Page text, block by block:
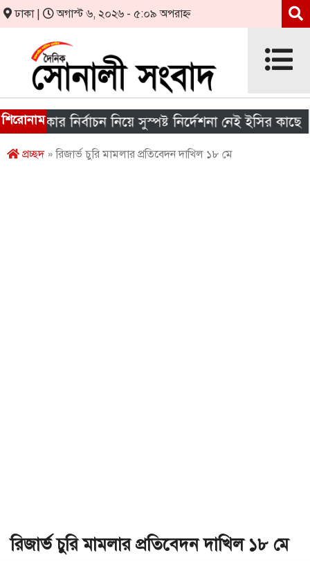
ঢাকা | অগাস্ট ৬, ২০২৬ - ৫:০৯ অপরাহ্ন
শিরোনামনির্বাচন নিয়ে সুস্পষ্ট নির্দেশনা নেই ইসির কাছে
প্রচ্ছদ» রিজার্ভ চুরি মামলার প্রতিবেদন দাখিল ১৮ মে
রিজার্ভ চুরি মামলার প্রতিবেদন দাখিল ১৮ মে